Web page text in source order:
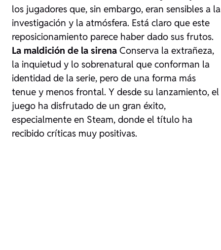
los jugadores que, sin embargo, eran sensibles a la
investigación y la atmósfera. Está claro que este
reposicionamiento parece haber dado sus frutos.
La maldición de la sirena Conserva la extrañeza,
la inquietud y lo sobrenatural que conforman la
identidad de la serie, pero de una forma más
tenue y menos frontal. Y desde su lanzamiento, el
juego ha disfrutado de un gran éxito,
especialmente en Steam, donde el título ha
recibido críticas muy positivas.